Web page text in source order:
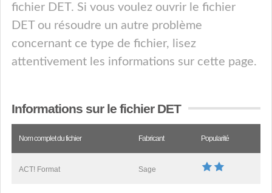
fichier DET. Si vous voulez ouvrir le fichier
DET ou résoudre un autre problème
concernant ce type de fichier, lisez
attentivement les informations sur cette page.
Informations sur le fichier DET
Nom complet du fichier Fabricant Popularité
ACT! Format Sage